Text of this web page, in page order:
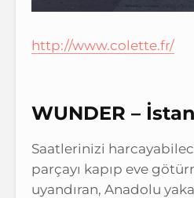
http://www.colette.fr/
WUNDER –
Saatlerinizi
parçayı kapıp eve
uyandıran, Anadolu